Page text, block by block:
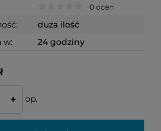
0 ocen
duża ilość
w:
24 godziny
+ op.